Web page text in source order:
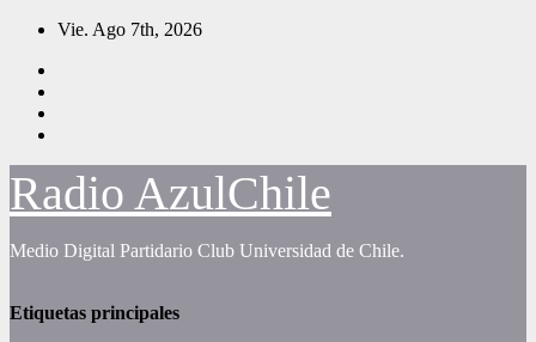
Saltar
contenido
Vie. Ago 7th, 2026
Radio AzulChile
Medio Digital Partidario Club Universidad de Chile.
Etiquetas principales